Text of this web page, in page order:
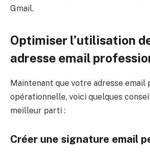
Gmail.
Optimiser l’utilisation
adresse email
Maintenant que votre adresse email
opérationnelle, voici quelques
meilleur parti :
Créer une signature email